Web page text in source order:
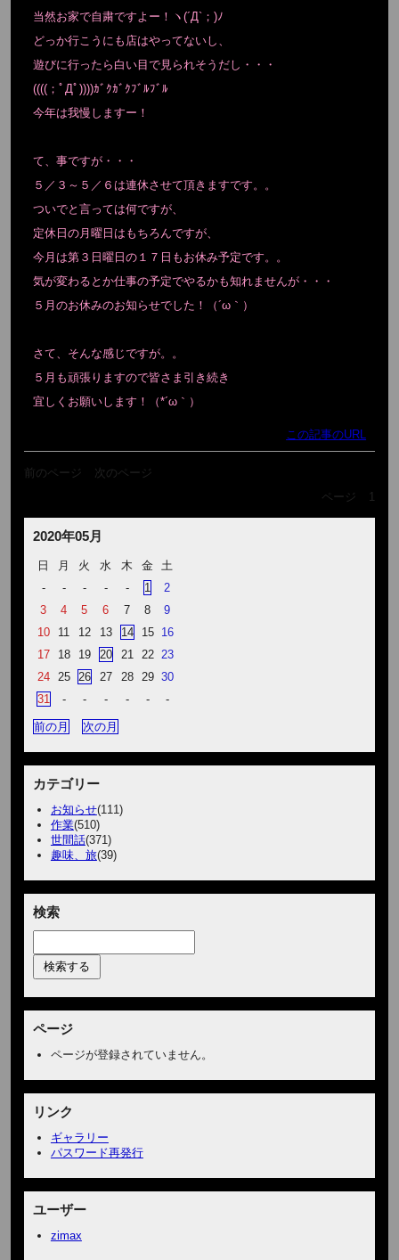
当然お家で自粛ですよー！ヽ(´Д`；)ﾉ
どっか行こうにも店はやってないし、
遊びに行ったら白い目で見られそうだし・・・
((((；ﾟДﾟ))))ｶﾞｸｶﾞｸﾌﾞﾙﾌﾞﾙ
今年は我慢しますー！
て、事ですが・・・
５／３～５／６は連休させて頂きますです。。
ついでと言っては何ですが、
定休日の月曜日はもちろんですが、
今月は第３日曜日の１７日もお休み予定です。。
気が変わるとか仕事の予定でやるかも知れませんが・・・
５月のお休みのお知らせでした！（´ω｀）
さて、そんな感じですが。。
５月も頑張りますので皆さま引き続き
宜しくお願いします！（*´ω｀）
この記事のURL
前のページ
次のページ
ページ
1
2020年05月
日 月 火 水 木 金
土
-
- - - - 1
2
3
4 5 6 7 8
9
10
11 12 13 14 15
16
17
18 19 20 21 22 23
24
25 26 27 28 29 30
31
- - - - - -
前の月 次の月
カテゴリー
お知らせ(111)
作業(510)
世間話(371)
趣味、旅(39)
検索
ページ
ページが登録されていません。
リンク
ギャラリー
パスワード再発行
ユーザー
zimax